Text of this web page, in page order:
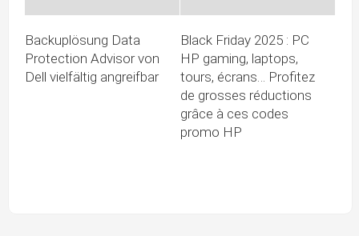
Backuplösung Data
Protection Advisor von
Dell vielfältig angreifbar
Black Friday 2025 : PC
HP gaming, laptops,
tours, écrans… Profitez
de grosses réductions
grâce à ces codes
promo HP